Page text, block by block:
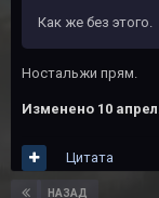
Как же без этого.
Ностальжи прям.
Изменено 10
Цитата
НАЗАД